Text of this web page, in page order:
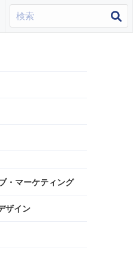
・マーケティング
ザイン